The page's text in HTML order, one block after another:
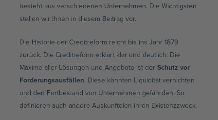
besteht aus verschiedenen Unternehmen. Die Wichtigsten
stellen wir Ihnen in diesem Beitrag vor.
Die Historie der Creditreform reicht bis ins Jahr 1879
zurück. Die Creditreform erklärt klar und deutlich: Die
Maxime aller Lösungen und Angebote ist derSchutz vor
Forderungsausfällen. Diese könnten Liquidität vernichten
und den Fortbestand von Unternehmen gefährden. So
definieren auch andere Auskunfteien ihren Existenzzweck.